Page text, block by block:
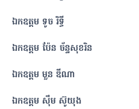
ឯកឧត្តម ទូច រិទ្ធី
ឯកឧត្តម ប៉ែន ច័ន្ទសុខរិន
ឯកឧត្តម មួន ឌីណា
ឯកឧត្តម ស៊ឹម ស៊ូយុង